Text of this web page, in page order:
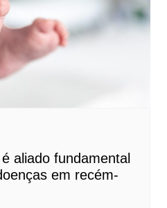
aliado fundamental
em recém-